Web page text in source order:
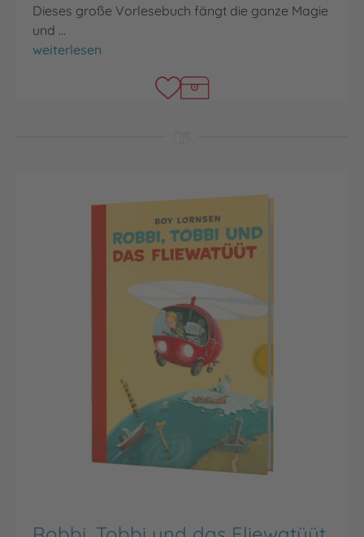
Dieses große Vorlesebuch fängt die ganze Magie
und …
Das große Geschichtenfest
weiterlesen